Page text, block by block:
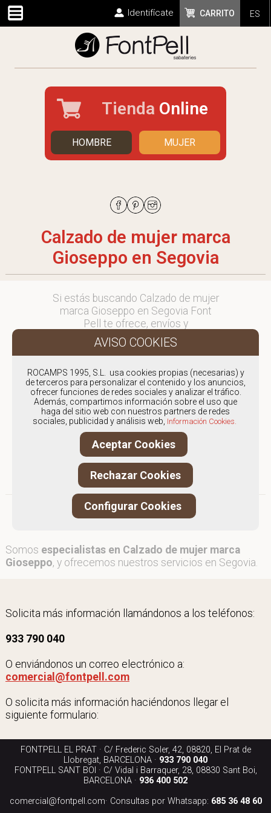
ES
CARRITO
Identifícate
Tienda Online
HOMBRE MUJER
Calzado de mujer marca
Gioseppo en Segovia
Si estás buscando Calzado de mujer
marca Gioseppo en Segovia Font
Pell te ofrece, envíos y
devoluciones gratuítos a Península y
Baleares, para otros destinos
en comercial@fontpell.com.
Los envíos a Segovia gestionados
entre semana se entregarán en
menos de 48 horas; los pedidos
realizados en fin de semana, el
producto se enviará a partir del
lunes.
Somos especialistas en Calzado de mujer marca
Gioseppo, y ofrecemos nuestros servicios en Segovia.
Solicita más información llamándonos a los teléfonos:
933 790 040
O enviándonos un correo electrónico a:
comercial@fontpell.com
O solicita más información haciéndonos llegar el
siguiente formulario:
FONTPELL EL PRAT · C/ Frederic Soler, 42, 08820, El Prat de
Llobregat, BARCELONA · 933 790 040
FONTPELL SANT BOI · C/ Vidal i Barraquer, 28, 08830 Sant Boi,
BARCELONA · 936 400 502
comercial@fontpell.com· Consultas por Whatsapp: 685 36 48 60
ROCAMPS 1995, S.L. usa cookies propias (necesarias) y
de terceros para personalizar el contenido y los anuncios,
ofrecer funciones de redes sociales y analizar el tráfico.
Además, compartimos información sobre el uso que
haga del sitio web con nuestros partners de redes
sociales, publicidad y análisis web, Información Cookies.
Aceptar Cookies
Rechazar Cookies
Configurar Cookies